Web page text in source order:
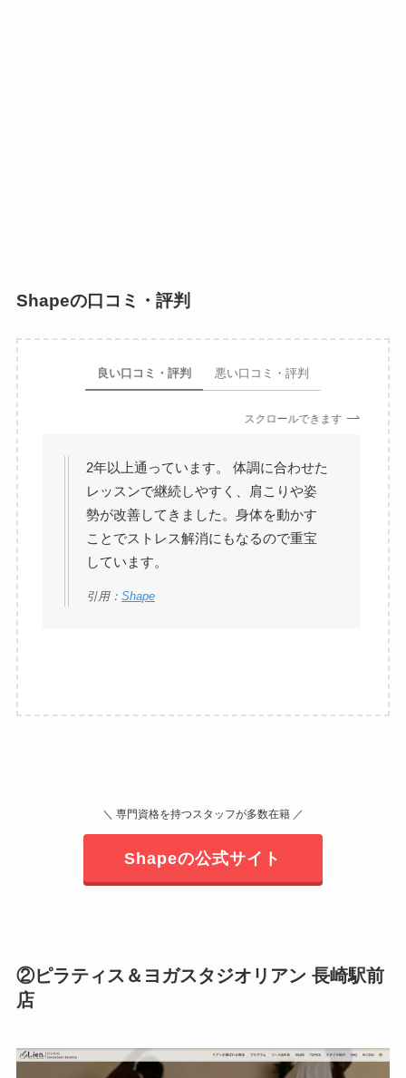
Shapeの口コミ・評判
良い口コミ・評判 悪い口コミ・評判
スクロールできます
2年以上通っています。 体調に合わせた
レッスンで継続しやすく、肩こりや姿
勢が改善してきました。身体を動かす
ことでストレス解消にもなるので重宝
しています。
引用：Shape
＼ 専門資格を持つスタッフが多数在籍 ／
Shapeの公式サイト
②ピラティス＆ヨガスタジオリアン 長崎駅前
店